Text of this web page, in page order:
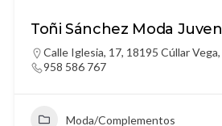
Toñi Sánchez Moda
Calle Iglesia, 17, 18195 Cúllar
958 586 767
Moda/Complementos